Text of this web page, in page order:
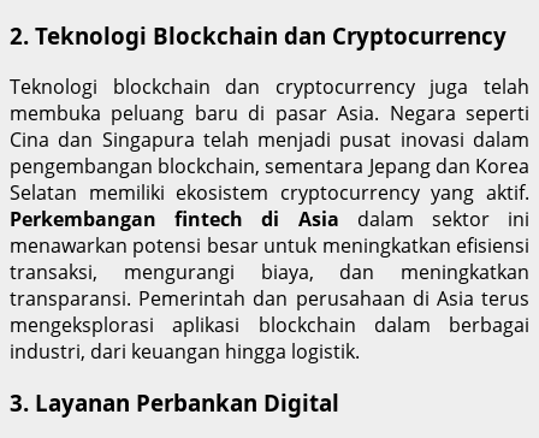
2. Teknologi Blockchain dan Cryptocurrency
Teknologi blockchain dan cryptocurrency juga telah
membuka peluang baru di pasar Asia. Negara seperti
Cina dan Singapura telah menjadi pusat inovasi dalam
pengembangan blockchain, sementara Jepang dan Korea
Selatan memiliki ekosistem cryptocurrency yang aktif.
Perkembangan fintech di Asia dalam sektor ini
menawarkan potensi besar untuk meningkatkan efisiensi
transaksi, mengurangi biaya, dan meningkatkan
transparansi. Pemerintah dan perusahaan di Asia terus
mengeksplorasi aplikasi blockchain dalam berbagai
industri, dari keuangan hingga logistik.
3. Layanan Perbankan Digital